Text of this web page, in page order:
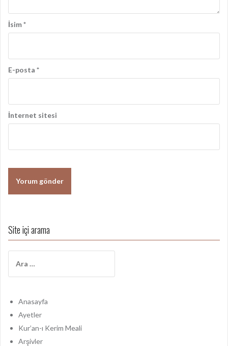
ı
İsim*
E-posta *
İnternet sitesi
Site içi arama
a
a
Anasayfa
Ayetler
Kur’an-ı Kerim Meali
Arşivler